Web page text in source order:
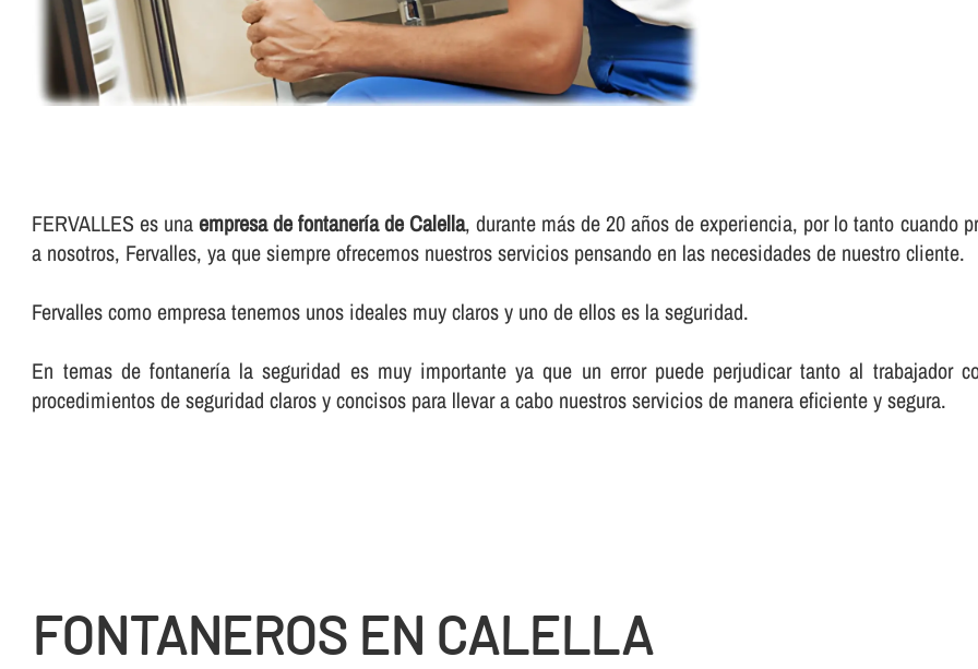
FERVALLES es unaempresa de fontanerí­a de Calella, durante más de 20 años de experiencia, por lo tanto cuando
a nosotros, Fervalles, ya que siempre ofrecemos nuestros servicios pensando en las necesidades de nuestro cliente.
Fervalles como empresa tenemos unos ideales muy claros y uno de ellos es la seguridad.
En temas de fontanerí­a la seguridad es muy importante ya que un error puede perjudicar tanto al trabajador
procedimientos de seguridad claros y concisos para llevar a cabo nuestros servicios de manera eficiente y segura.
FONTANEROS EN CALELLA